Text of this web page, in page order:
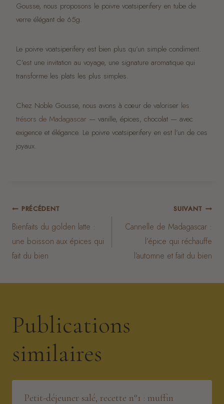
Gousse, nous proposons le poivre voatsiperifery en tube de
verre élégant de 65g.
Le poivre voatsiperifery est bien plus qu’un simple condiment.
C’est une invitation au voyage, une signature aromatique qui
transforme les plats les plus simples.
Chez Noble Gousse, nous avons à cœur de valoriser les
trésors de Madagascar — vanille, épices, chocolat — avec
exigence et élégance. Le poivre voatsiperifery en est l’un de ces
joyaux.
Navigation
de
PRÉCÉDENT
Bienfaits du golden latte :
une boisson aux épices qui
fait du bien
SUIVANT
Cannelle de Madagascar :
l’épice qui réchauffe
l’automne et fait du bien
Publications
similaires
Petit-déjeuner salé, recette n°1 : muffin